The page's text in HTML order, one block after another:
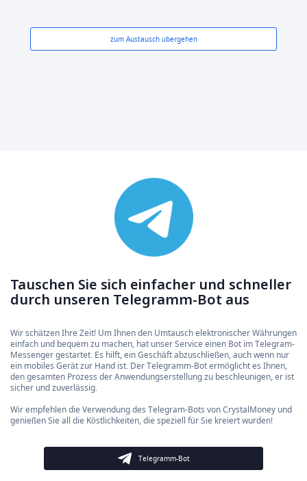
zum Austausch übergehen
Tauschen Sie sich einfacher und schneller
durch unseren Telegramm-Bot aus
Wir schätzen Ihre Zeit! Um Ihnen den Umtausch elektronischer Währungen
einfach und bequem zu machen, hat unser Service einen Bot im Telegram-
Messenger gestartet. Es hilft, ein Geschäft abzuschließen, auch wenn nur
ein mobiles Gerät zur Hand ist. Der Telegramm-Bot ermöglicht es Ihnen,
den gesamten Prozess der Anwendungserstellung zu beschleunigen, er ist
sicher und zuverlässig.
Wir empfehlen die Verwendung des Telegram-Bots von CrystalMoney und
genießen Sie all die Köstlichkeiten, die speziell für Sie kreiert wurden!
Telegramm-Bot